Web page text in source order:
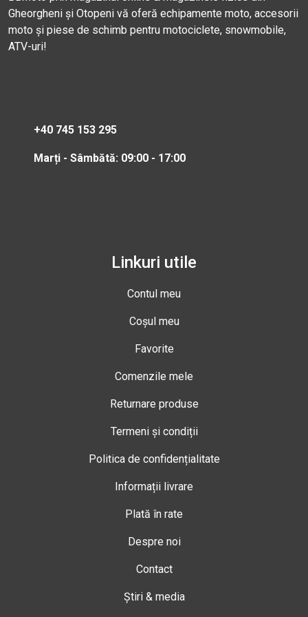
Gheorgheni și Otopeni vă oferă echipamente moto, accesorii
moto și piese de schimb pentru motociclete, snowmobile,
ATV-uri!
+40 745 153 295
Marți - Sâmbătă: 09:00 - 17:00
Linkuri utile
Contul meu
Coșul meu
Favorite
Comenzile mele
Returnare produse
Termeni și condiții
Politica de confidențialitate
Informații livrare
Plată în rate
Despre noi
Contact
Știri & media